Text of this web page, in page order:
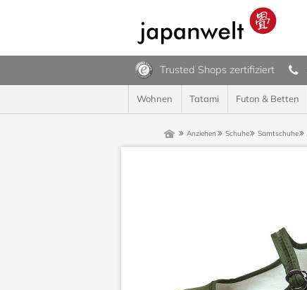
Trusted Shops zertifiziert
Wohnen Tatami Futon & Betten
Anziehen Schuhe Samtschuhe